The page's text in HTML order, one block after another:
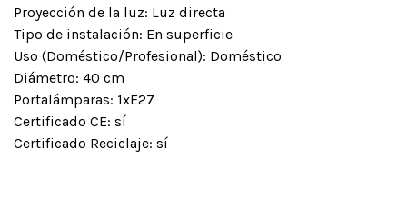
Proyección de la luz: Luz directa
Tipo de instalación: En superficie
Uso (Doméstico/Profesional): Doméstico
Diámetro: 40 cm
Portalámparas: 1xE27
Certificado CE: sí
Certificado Reciclaje: sí